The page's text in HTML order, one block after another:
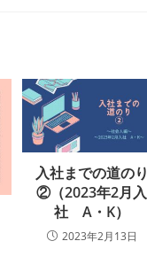
入社までの道のり
②（2023年2月入
社 A・K）
2023年2月13日